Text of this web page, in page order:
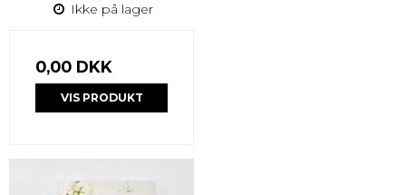
Ikke på lager
0,00 DKK
VIS PRODUKT